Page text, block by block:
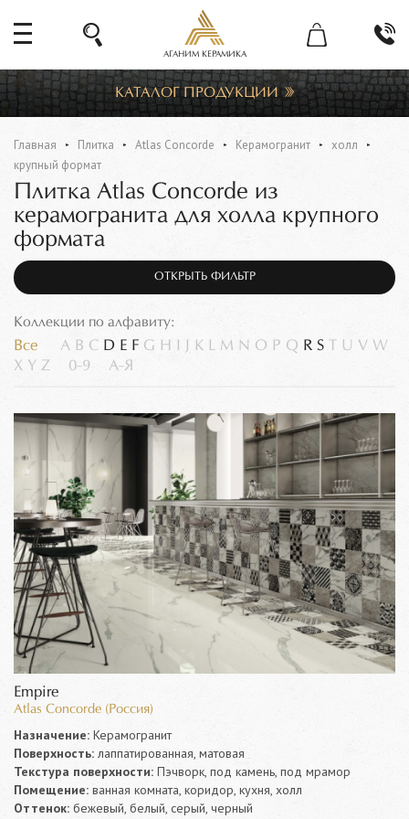
АГАНИМ КЕРАМИКА
КАТАЛОГ ПРОДУКЦИИ
Главная Плитка Atlas Concorde Керамогранит
холл
крупный формат
Плитка Atlas Concorde из
керамогранита для холла крупного
формата
ОТКРЫТЬ ФИЛЬТР
Коллекции по алфавиту:
Все A B C D E F G H K L M N O P Q R S U V W
X Y Z 0-9 А-Я
Empire
Atlas Concorde (Россия)
Назначение: Керамогранит
Поверхность: лаппатированная, матовая
Текстура поверхности: Пэчворк, под камень, под мрамор
Помещение: ванная комната, коридор, кухня, холл
Оттенок: бежевый, белый, серый, черный